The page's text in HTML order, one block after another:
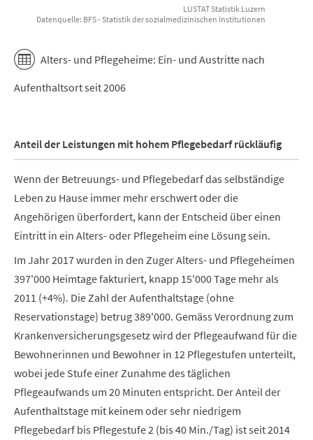
LUSTAT Statistik Luzern
Datenquelle: BFS - Statistik der sozialmedizinischen Institutionen
Alters- und Pflegeheime: Ein- und Austritte nach
Aufenthaltsort seit 2006
Anteil der Leistungen mit hohem Pflegebedarf rückläufig
Wenn der Betreuungs- und Pflegebedarf das selbständige
Leben zu Hause immer mehr erschwert oder die
Angehörigen überfordert, kann der Entscheid über einen
Eintritt in ein Alters- oder Pflegeheim eine Lösung sein.
Im Jahr 2017 wurden in den Zuger Alters- und Pflegeheimen
397'000 Heimtage fakturiert, knapp 15'000 Tage mehr als
2011 (+4%). Die Zahl der Aufenthaltstage (ohne
Reservationstage) betrug 389'000. Gemäss Verordnung zum
Krankenversicherungsgesetz wird der Pflegeaufwand für die
Bewohnerinnen und Bewohner in 12 Pflegestufen unterteilt,
wobei jede Stufe einer Zunahme des täglichen
Pflegeaufwands um 20 Minuten entspricht. Der Anteil der
Aufenthaltstage mit keinem oder sehr niedrigem
Pflegebedarf bis Pflegestufe 2 (bis 40 Min./Tag) ist seit 2014